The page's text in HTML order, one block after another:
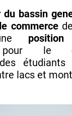
bassin
commercede
position
le
lacs et